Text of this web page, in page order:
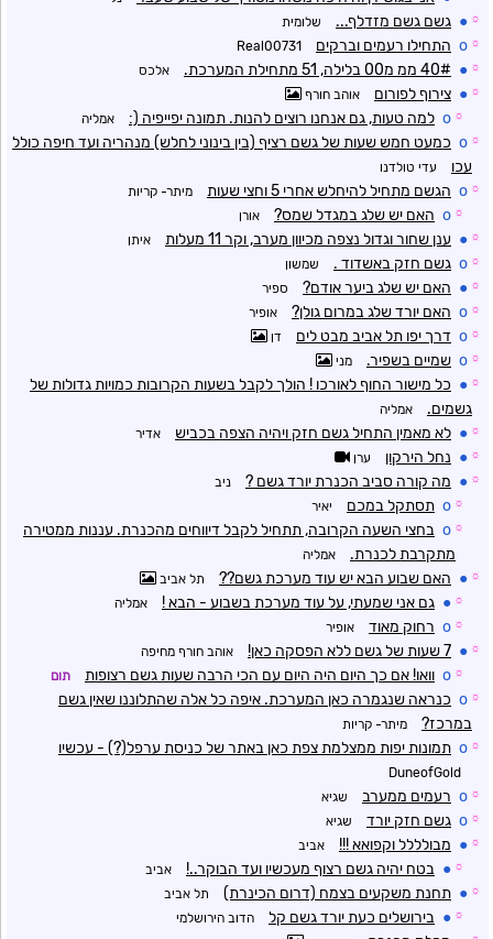
☼
● גשם גשם מזדלף... שלומית
☼
o התחילו רעמים וברקים Real00731
☼
● 40# ממ מ00 בלילה, 51 מתחילת המערכת. אלכס
☼
● צירוף לפורום אוהב חורף
☼
o למה טעות, גם אנחנו רוצים להנות. תמונה יפייפיה (: אמליה
☼
o כמעט חמש שעות של גשם רציף (בין בינוני לחלש) מנהריה ועד חיפה כולל
עכו
עדי טולדנו
☼
o הגשם מתחיל להיחלש אחרי 5 וחצי שעות מיתר- קריות
☼
o האם יש שלג במגדל שמס? אורן
☼
● ענן שחור וגדול נצפה מכיוון מערב, וקר 11 מעלות איתן
☼
o גשם חזק באשדוד . שמשון
☼
● האם יש שלג ביער אודם? ספיר
☼
o האם יורד שלג במרום גולן? אופיר
☼
o דרך יפו תל אביב מבט לים דן
☼
o שמיים בשפיר. מני
☼
● כל מישור החוף לאורכו ! הולך לקבל בשעות הקרובות כמויות גדולות של
גשמים.
אמליה
☼
● לא מאמין התחיל גשם חזק ויהיה הצפה בכביש אדיר
☼
● נחל הירקון ערן
☼
● מה קורה סביב הכנרת יורד גשם ? ניב
☼
o תסתקל במכם יאיר
☼
o בחצי השעה הקרובה, תתחיל לקבל דיווחים מהכנרת. עננות ממטירה
מתקרבת לכנרת.
אמליה
☼
● האם שבוע הבא יש עוד מערכת גשם?? תל אביב
☼
● גם אני שמעתי, על עוד מערכת בשבוע - הבא ! אמליה
☼
o רחוק מאוד אופיר
☼
● 7 שעות של גשם ללא הפסקה כאן! אוהב חורף מחיפה
☼
o וואו! אם כך היום היה היום עם הכי הרבה שעות גשם רצופות תום
☼
o כנראה שנגמרה כאן המערכת. איפה כל אלה שהתלוננו שאין גשם
במרכז?
מיתר- קריות
☼
o תמונות יפות ממצלמת צפת כאן באתר של כניסת ערפל(?) - עכשיו
DuneofGold
☼
o רעמים ממערב שגיא
☼
o גשם חזק יורד שגיא
☼
● מבולללל וקפואא !!! אביב
☼
● בטח יהיה גשם רצוף מעכשיו ועד הבוקר..! אביב
☼
● תחנת משקעים בצמח (דרום הכינרת) תל אביב
☼
● בירושלים כעת יורד גשם קל הדוב הירושלמי